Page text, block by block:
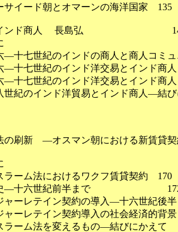
朝とオマーンの海洋国家 135
インド商人 長島弘
めに
紀のインドの商人と商人コミュ
紀のインド洋交易とインド商人
紀のインド洋交易とインド商人
ンド洋貿易とインド商人―結
新 ―オスマン朝における新賃貸契
めに
におけるワクフ賃貸契約 170
六世紀前半まで
イン契約の導入―十六世紀後
イン契約導入の社会経済的背
法を変えるもの―結びにかえ